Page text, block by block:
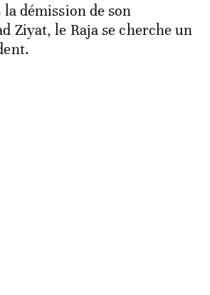
démission de son
Ziyat, le Raja se cherche un